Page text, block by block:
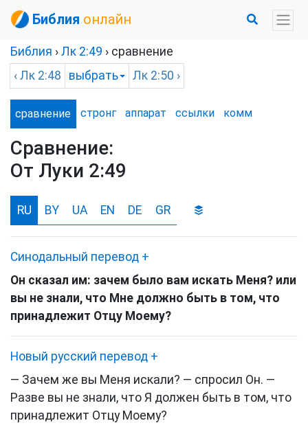
Библия онлайн
Библия › Лк 2:49 › сравнение
‹ Лк 2:48 выбрать Лк 2:50 ›
сравнение стронг аппарат ссылки комм
Сравнение:
От Луки 2:49
RU BY UA EN DE GR
Синодальный перевод +
Он сказал им: зачем было вам искать Меня? или
вы не знали, что Мне должно быть в том, что
принадлежит Отцу Моему?
Новый русский перевод +
— Зачем же вы Меня искали? — спросил Он. —
Разве вы не знали, что Я должен быть в том, что
принадлежит Отцу Моему?